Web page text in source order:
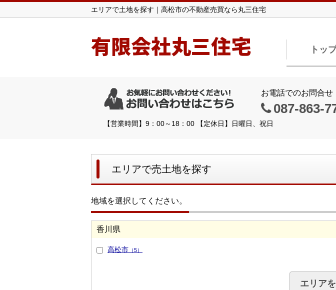
エリアで土地を探す｜高松市の不動産売買なら丸三住宅
有限会社丸三住宅 トッ
お電話でのお問合せ
087-863-
【営業時間】9：00～18：00 【定休日】日曜日、祝日
エリアで売土地を探す
地域を選択してください。
香川県
高松市 （5）
エリア